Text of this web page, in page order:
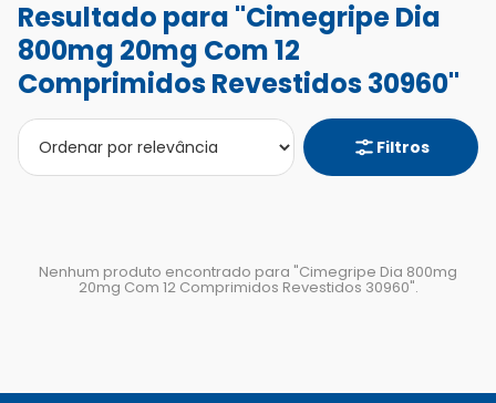
Resultado para "Cimegripe Dia
800mg 20mg Com 12
Comprimidos Revestidos 30960"
Filtros
Nenhum produto encontrado para "Cimegripe Dia 800mg
20mg Com 12 Comprimidos Revestidos 30960".